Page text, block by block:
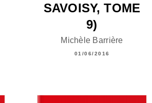
SAVOISY, TOME
9)
Michèle Barrière
01/06/2016